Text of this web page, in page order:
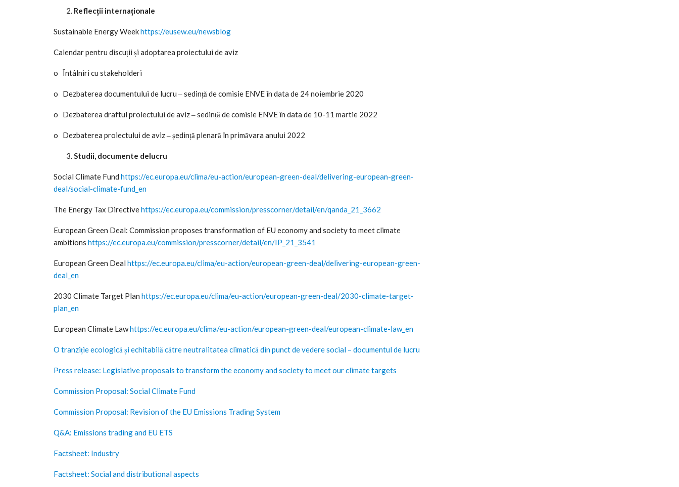
Reflecții internaționale
Sustainable Energy Weekhttps://eusew.eu/newsblog
Calendar pentru discuții și adoptarea proiectului de aviz
o Întâlniri cu stakeholderi
o Dezbaterea documentului de lucru ‒ sedință de comisie ENVE în data de 24 noiembrie 2020
o Dezbaterea draftul proiectului de aviz ‒ sedință de comisie ENVE în data de 10-11 martie 2022
o Dezbaterea proiectului de aviz ‒ ședință plenară în primăvara anului 2022
Studii, documente delucru
Social Climate Fund https://ec.europa.eu/clima/eu-action/european-green-deal/delivering-european-green-
deal/social-climate-fund_en
The Energy Tax Directivehttps://ec.europa.eu/commission/presscorner/detail/en/qanda_21_3662
European Green Deal: Commission proposes transformation of EU economy and society to meet climate
ambitions https://ec.europa.eu/commission/presscorner/detail/en/IP_21_3541
European Green Deal https://ec.europa.eu/clima/eu-action/european-green-deal/delivering-european-green-
deal_en
2030 Climate Target Plan https://ec.europa.eu/clima/eu-action/european-green-deal/2030-climate-target-
plan_en
European Climate Lawhttps://ec.europa.eu/clima/eu-action/european-green-deal/european-climate-law_en
O tranziție ecologică și echitabilă către neutralitatea climatică din punct de vedere social – documentul de lucru
Press release: Legislative proposals to transform the economy and society to meet our climate targets
Commission Proposal: Social Climate Fund
Commission Proposal: Revision of the EU Emissions Trading System
Q&A: Emissions trading and EU ETS
Factsheet: Industry
Factsheet: Social and distributional aspects